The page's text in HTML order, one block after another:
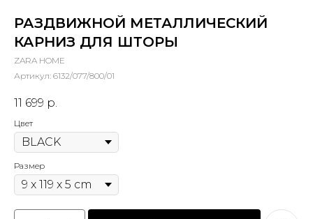
РАЗДВИЖНОЙ МЕТАЛЛИЧЕСКИЙ
КАРНИЗ ДЛЯ ШТОРЫ
ZARA HOME
Артикул: 6132/077/800/01
11 699 р.
Цвет
Размер